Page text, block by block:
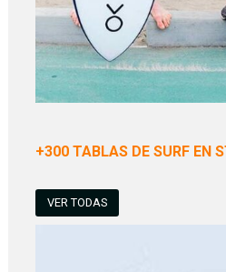
+300 TABLAS DE SURF EN
VER TODAS